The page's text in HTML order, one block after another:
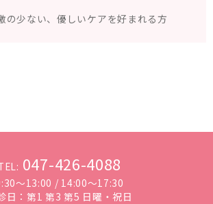
の少ない、優しいケアを好まれる方
047-426-4088
～13:00 / 14:00～17:30
日：第1 第3 第5 日曜・祝日